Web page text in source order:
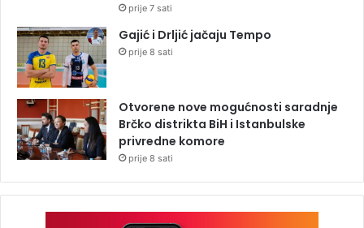
prije 7 sati
Gajić i Drljić jačaju Tempo
prije 8 sati
Otvorene nove mogućnosti saradnje
Brčko distrikta BiH i Istanbulske
privredne komore
prije 8 sati